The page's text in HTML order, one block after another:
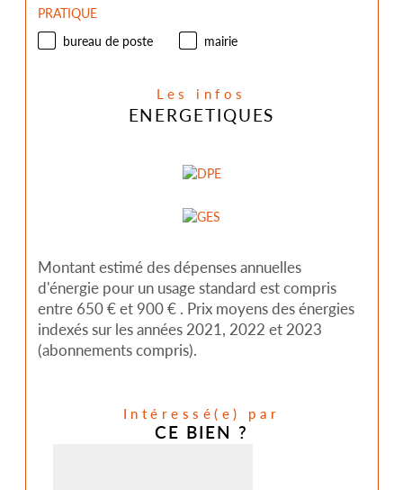
PRATIQUE
bureau de poste
mairie
Les infos
ENERGETIQUES
Montant estimé des dépenses annuelles
d'énergie pour un usage standard est compris
entre 650 € et 900 € . Prix moyens des énergies
indexés sur les années 2021, 2022 et 2023
(abonnements compris).
Intéressé(e) par
CE BIEN ?